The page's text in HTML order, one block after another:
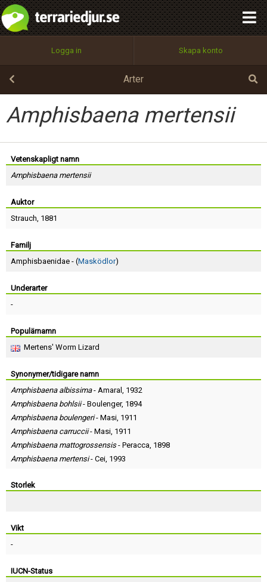
Logga in Skapa konto
Arter
Amphisbaena mertensii
Vetenskapligt namn
Amphisbaena mertensii
Auktor
Strauch, 1881
Familj
Amphisbaenidae - (Masködlor)
Underarter
-
Populärnamn
Mertens' Worm Lizard
Synonymer/tidigare namn
Amphisbaena albissima- Amaral , 1932
Amphisbaena bohlsii- Boulenger, 1894
Amphisbaena boulengeri- Masi, 1911
Amphisbaena carruccii- Masi, 1911
Amphisbaena mattogrossensis- Peracca, 1898
Amphisbaena mertensi- Cei, 1993
Storlek
Vikt
-
IUCN-Status
Utför
100%
OK
integritetspolicy
Namn:
Epost:
Användarnamn:
Lösenord:
Terms of Service
Skapa konto
Begär nytt lösenord
Tillbaka till förstasidan